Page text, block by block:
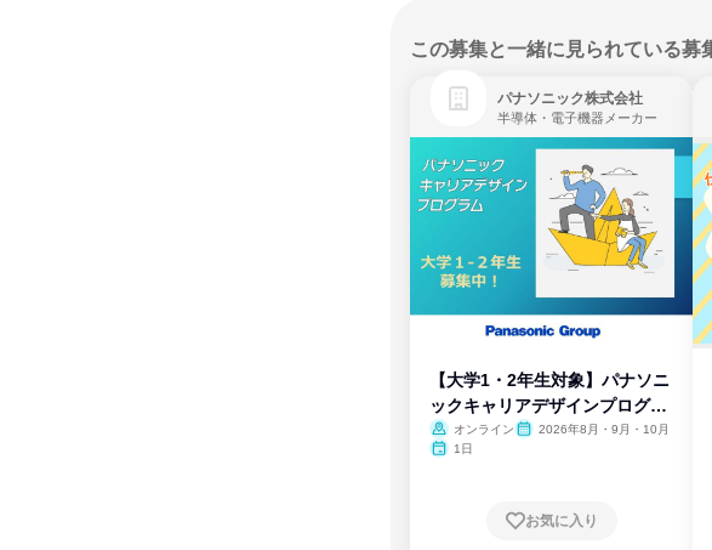
この募集と一緒に見られている募
パナソニック株式会社
半導体・電子機器メーカー
【大学1・2年生対象】パナソニ
ックキャリアデザインプログラ
ム
オンライン
2026年8月・9月・10月
1日
お気に入り